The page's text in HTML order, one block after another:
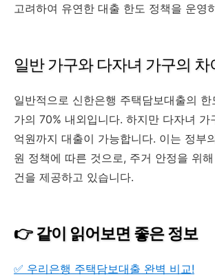
고려하여 유연한 대출 한도 정책을 운영
일반 가구와 다자녀 가구의 차
일반적으로 신한은행 주택담보대출의 한
가의 70% 내외입니다. 하지만 다자녀
억원까지 대출이 가능합니다. 이는 정부
원 정책에 따른 것으로, 주거 안정을 위
건을 제공하고 있습니다.
👉 같이 읽어보면 좋은 정보
✅ 우리은행 주택담보대출 완벽 비교!